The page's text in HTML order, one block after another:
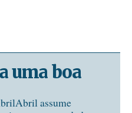
uma boa
assume